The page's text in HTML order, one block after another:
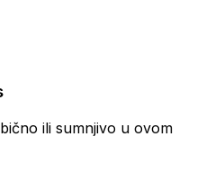
ili sumnjivo u ovom